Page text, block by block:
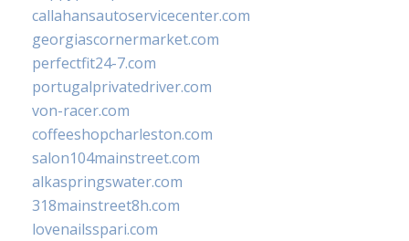
callahansautoservicecenter.com
georgiascornermarket.com
perfectfit24-7.com
portugalprivatedriver.com
von-racer.com
coffeeshopcharleston.com
salon104mainstreet.com
alkaspringswater.com
318mainstreet8h.com
lovenailsspari.com